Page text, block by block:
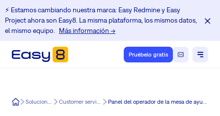
⚡️ Estamos cambiando nuestra marca: Easy Redmine y Easy
Project ahora son Easy8. La misma plataforma, los mismos datos,
el mismo equipo.
Más información →
Pruébelo gratis
Easy8 Soluciones Customer service Panel del operador de la mesa de ayuda